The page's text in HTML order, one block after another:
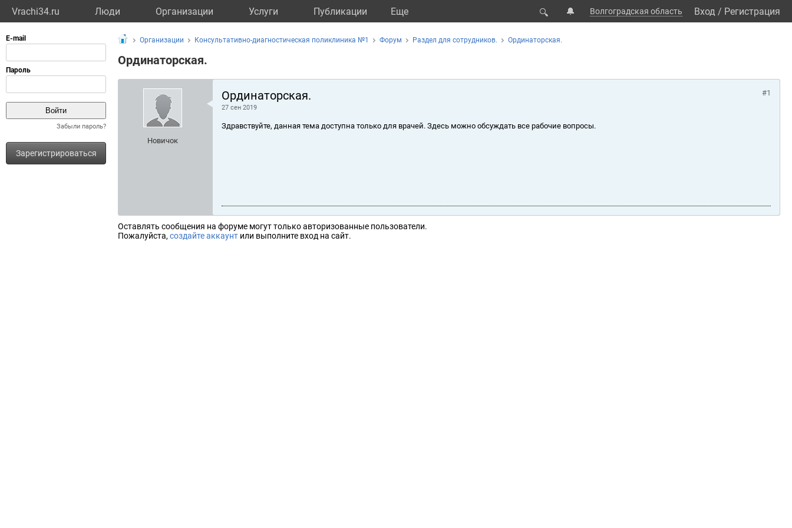
Vrachi34.ru Люди Организации Услуги Публикации Eще 🔍 🔔 Волгоградская область Вход / Регистрация
Забыли пароль?
Зарегистрироваться
Организации Консультативно-диагностическая поликлиника №1 Форум Раздел для сотрудников. Ординаторская.
Ординаторская.
Новичок
Ординаторская.
27 сен 2019
#1
Здравствуйте, данная тема доступна только для врачей. Здесь можно обсуждать все рабочие вопросы.
Оставлять сообщения на форуме могут только авторизованные пользователи.
Пожалуйста, создайте аккаунт или выполните вход на сайт.